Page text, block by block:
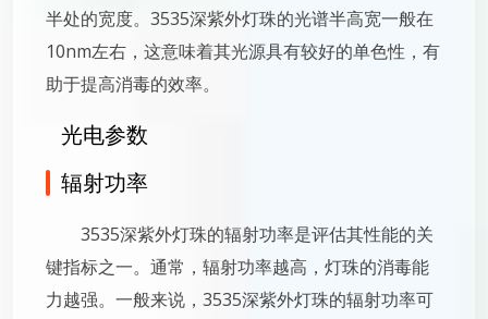
半处的宽度。3535深紫外灯珠的光谱半高宽一般在
10nm左右，这意味着其光源具有较好的单色性，有
助于提高消毒的效率。
光电参数
辐射功率
3535深紫外灯珠的辐射功率是评估其性能的关
键指标之一。通常，辐射功率越高，灯珠的消毒能
力越强。一般来说，3535深紫外灯珠的辐射功率可